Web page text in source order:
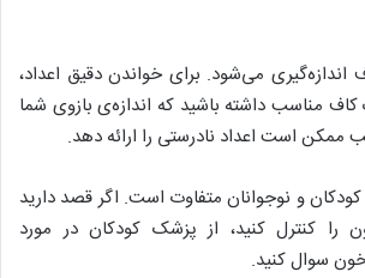
اندازه‌گیری می‌شود. برای خواندن دقیق اعداد،
مناسب داشته باشید که اندازه‌ی بازوی شما
ممکن است اعداد نادرستی را ارائه دهد.
و نوجوانان متفاوت است. اگر قصد دارید
را کنترل کنید، از پزشک کودکان در مورد
سوال کنید.